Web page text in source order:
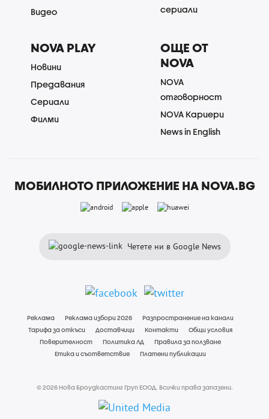
Видео
сериали
NOVA PLAY
Новини
Предавания
Сериали
Филми
ОЩЕ ОТ
NOVA
NOVA
отговорност
NOVA Кариери
News in English
МОБИЛНОТО ПРИЛОЖЕНИЕ НА NOVA.BG
Четете ни в Google News
Реклама Реклама избори 2026
Разпространение на канали
Тарифа за откъси
Доставчици Контакти
Общи условия
Поверителност
Политика ЛД
Правила за ползване
Етика и съответствие
Платени публикации
© 2026 Нова Броудкастинг Груп ЕООД. Всички права запазени.